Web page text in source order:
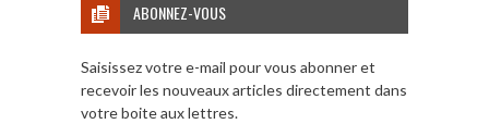
ABONNEZ-VOUS
Saisissez votre e-mail pour vous abonner et
recevoir les nouveaux articles directement dans
votre boite aux lettres.